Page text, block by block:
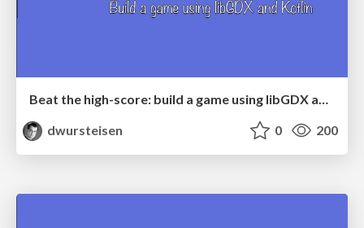
Beat the high-score: build a game using libGDX and Kotlin
dwursteisen
0 200